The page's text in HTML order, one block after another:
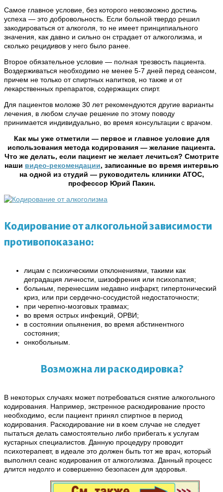
Самое главное условие, без которого невозможно достичь
успеха — это добровольность. Если больной твердо решил
закодироваться от алкоголя, то не имеет принципиального
значения, как давно и сильно он страдает от алкоголизма, и
сколько рецидивов у него было ранее.
Второе обязательное условие — полная трезвость пациента.
Воздерживаться необходимо не менее 5-7 дней перед сеансом,
причем не только от спиртных напитков, но также и от
лекарственных препаратов, содержащих спирт.
Для пациентов моложе 30 лет рекомендуются другие варианты
лечения, в любом случае решение по этому поводу
принимается индивидуально, во время консультации с врачом.
Как мы уже отметили — первое и главное условие для
использования метода кодирования — желание пациента.
Что же делать, если пациент не желает лечиться? Смотрите
наши видео-рекомендации, записанные во время интервью
на одной из студий — руководитель клиники АТОС,
профессор Юрий Пакин.
Кодирование от алкогольной зависимости
противопоказано:
лицам с психическими отклонениями, такими как
деградация личности, шизофрения или психопатия;
больным, перенесшим недавно инфаркт, гипертонический
криз, или при сердечно-сосудистой недостаточности;
при черепно-мозговых травмах;
во время острых инфекций, ОРВИ;
в состоянии опьянения, во время абстинентного
состояния;
онкобольным.
Возможна ли раскодировка?
В некоторых случаях может потребоваться снятие алкогольного
кодирования. Например, экстренное раскодирование просто
необходимо, если пациент принял спиртное в период
кодирования. Раскодирование ни в коем случае не следует
пытаться делать самостоятельно либо прибегать к услугам
кустарных специалистов. Данную процедуру проводит
психотерапевт, в идеале это должен быть тот же врач, который
выполнял сеанс кодирования от алкоголизма. Данный процесс
длится недолго и совершенно безопасен для здоровья.